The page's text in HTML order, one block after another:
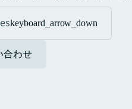
keyboard_arrow_down
合わせ